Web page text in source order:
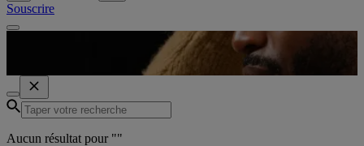
Souscrire
Aucun résultat pour ""